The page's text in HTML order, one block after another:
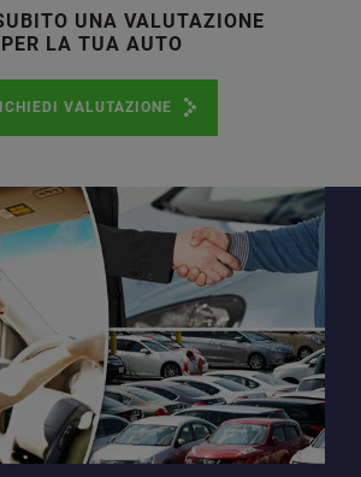
UNA VALUTAZIONE
PER LA TUA AUTO
VALUTAZIONE